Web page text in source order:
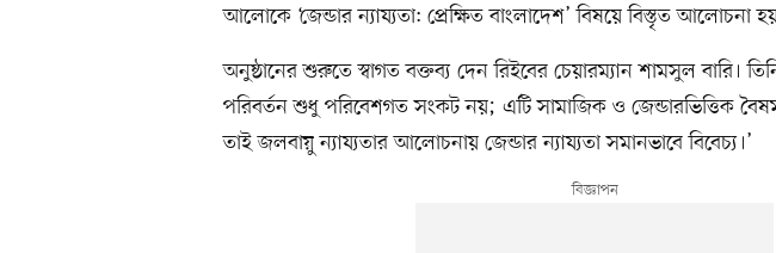
আলোকে ‘জেন্ডার ন্যায্যতা: প্রেক্ষিত বাংলাদেশ’ বিষয়ে বিস্তৃত আলোচনা
অনুষ্ঠানের শুরুতে স্বাগত বক্তব্য দেন রিইবের চেয়ারম্যান শামসুল বারি।
পরিবর্তন শুধু পরিবেশগত সংকট নয়; এটি সামাজিক ও জেন্ডারভিত্তিক
তাই জলবায়ু ন্যায্যতার আলোচনায় জেন্ডার ন্যায্যতা সমানভাবে বিবেচ্য।’